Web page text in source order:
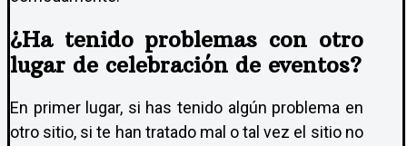
¿Ha tenido problemas con otro
lugar de celebración de eventos?
En primer lugar, si has tenido algún problema en
otro sitio, si te han tratado mal o tal vez el sitio no